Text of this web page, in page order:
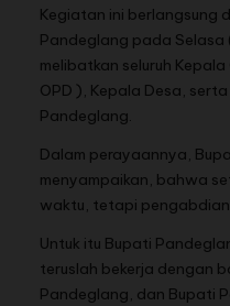
Kegiatan ini berlangsung
Pandeglang pada
melibatkan seluruh
OPD ), Kepala Desa,
Pandeglang.
Dalam perayaannya,
menyampaikan, bahwa
waktu, tetapi
Untuk itu Bupati
teruslah bekerja dengan
Pandeglang, dan Bupati